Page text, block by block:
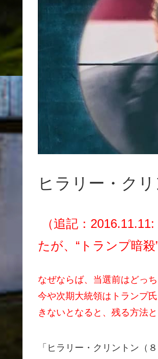
ヒラリー・ク
（追記：
たが、“トランプ暗
なぜならば、当選前はどっ
今や次期大統領はトランプ
きないとなると、残る方法
「ヒラリー・クリントン（